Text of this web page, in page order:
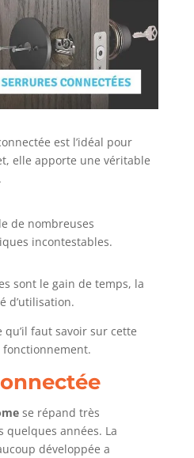
est l’idéal pour
elle apporte une véritable
de nombreuses
incontestables.
sont le gain de temps, la
d’utilisation.
qu’il faut savoir sur cette
se répand très
quelques années. La
développée a